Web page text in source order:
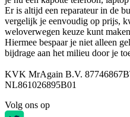
Er is altijd een reparateur in de
vergelijk je eenvoudig op prijs,
weloverwegen keuze kunt
Hiermee bespaar je niet alleen
bijdrage aan het milieu door je
KVK MrAgain B.V. 87746867
NL861026895B01
Volg ons op